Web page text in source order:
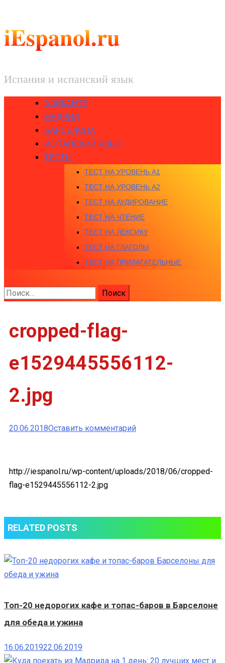
iEspanol.ru
Испания и испанский язык
АЛИКАНТЕ
МАДРИД
БАРСЕЛОНА
ИСПАНСКИЙ ЯЗЫК
ТЕСТЫ
ТЕСТ НА УРОВЕНЬ A1
ТЕСТ НА УРОВЕНЬ A2
ТЕСТ НА АУДИРОВАНИЕ
ТЕСТ НА ЧТЕНИЕ
ТЕСТ НА ЛЕКСИКУ
ТЕСТ НА ГЛАГОЛЫ
ТЕСТ НА ПРИЛАГАТЕЛЬНЫЕ
Найти:
cropped-flag-
e1529445556112-
2.jpg
20.06.2018Оставить комментарийк
e1529445556112-
http://iespanol.ru/wp-content/uploads/2018/06/cropped-
flag-e1529445556112-2.jpg
RELATED POSTS
Топ-20 недорогих кафе и топас-баров в Барселоне
для обеда и ужина
16.06.201922.06.2019